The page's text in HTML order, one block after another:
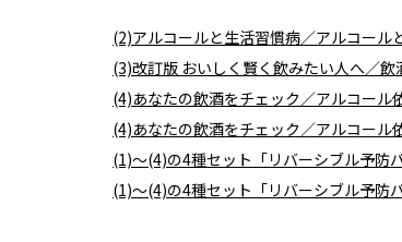
(2)アルコールと生活習慣病／アルコール
(3)改訂版 おいしく賢く飲みたい人へ／飲
(4)あなたの飲酒をチェック／アルコール
(4)あなたの飲酒をチェック／アルコール
(1)～(4)の4種セット「リバーシブル予防
(1)～(4)の4種セット「リバーシブル予防